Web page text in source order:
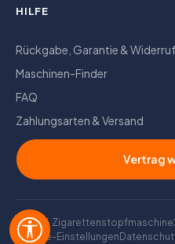
HILFE
Rückgabe, Garantie &
Maschinen-Finder
FAQ
Zahlungsarten & Versand
Vertrag
© 2026
Cookie-Einstellungen
Werkzeugleiste anzeigen